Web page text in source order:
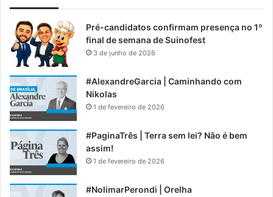
Pré-candidatos confirmam presença no 1º
final de semana de Suinofest
3 de junho de 2026
#AlexandreGarcia | Caminhando com
Nikolas
1 de fevereiro de 2026
#PaginaTrês | Terra sem lei? Não é bem
assim!
1 de fevereiro de 2026
#NolimarPerondi | Orelha